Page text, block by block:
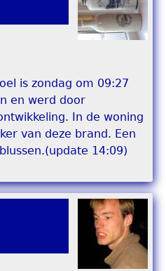
is zondag om 09:27
en werd door
In de woning
van deze brand. Een
14:09)